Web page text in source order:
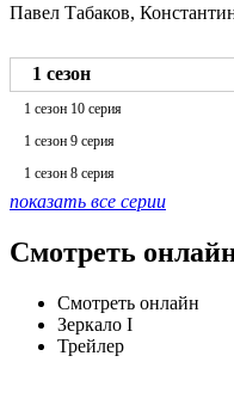
Павел Табаков,
1 сезон
1 сезон 10 серия
1 сезон 9 серия
1 сезон 8 серия
показать все серии
Смотреть
Смотреть онлайн
Зеркало I
Трейлер